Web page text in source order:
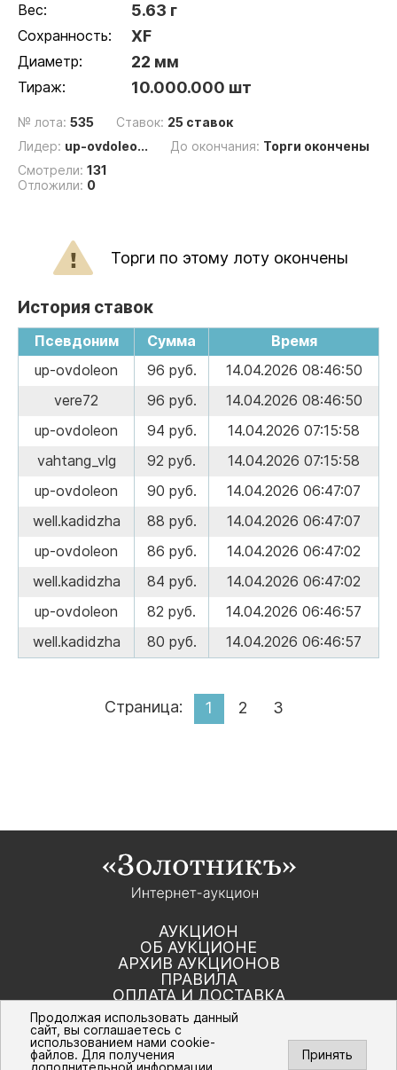
Вес: 5.63 г
Сохранность: XF
Диаметр: 22 мм
Тираж: 10.000.000 шт
№ лота: 535 Ставок: 25 ставок
Лидер: up-ovdoleo... До окончания: Торги окончены
Смотрели: 131
Отложили: 0
Торги по этому лоту окончены
История ставок
Псевдоним Сумма
Время
up-ovdoleon
96 руб.
14.04.2026 08:46:50
vere72
96 руб.
14.04.2026 08:46:50
up-ovdoleon
94 руб.
14.04.2026 07:15:58
vahtang_vlg
92 руб.
14.04.2026 07:15:58
up-ovdoleon
90 руб.
14.04.2026 06:47:07
well.kadidzha
88 руб.
14.04.2026 06:47:07
up-ovdoleon
86 руб.
14.04.2026 06:47:02
well.kadidzha
84 руб.
14.04.2026 06:47:02
up-ovdoleon
82 руб.
14.04.2026 06:46:57
well.kadidzha
80 руб. 14.04.2026 06:46:57
Страница: 1 2 3
АУКЦИОН
ОБ АУКЦИОНЕ
АРХИВ АУКЦИОНОВ
ПРАВИЛА
ОПЛАТА И ДОСТАВКА
КОНТАКТЫ
Политика компании в отношении обработки
персональных данных
Продолжая использовать данный
сайт, вы соглашаетесь с
использованием нами cookie-
файлов. Для получения
дополнительной информации
Принять